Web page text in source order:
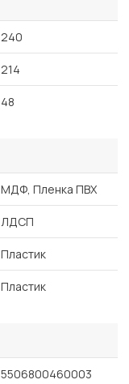
240
214
48
МДФ, Пленка ПВХ
ЛДСП
Пластик
Пластик
5506800460003